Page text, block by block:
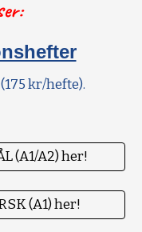
(175 kr/hefte).
(A1/A2) her!
(A1) her!